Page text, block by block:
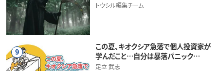
トウシル編集チーム
9
この夏、キオクシア急落で個人投資家が
学んだこと…自分は暴落パニック…
足立 武志